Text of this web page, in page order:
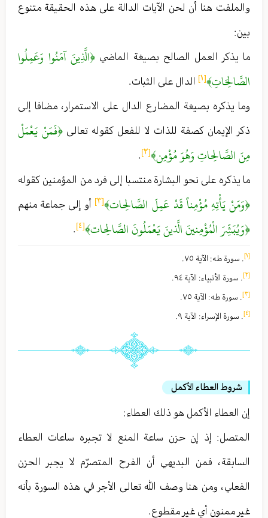
والملفت هنا أن لحن الآيات الدالة على هذه الحقيقة متنوع
بين :
ما يذكر العمل الصالح بصيغة الماضي ﴿الَّذِينَ آمَنُوا وَعَمِلُوا
الصَّالِحَاتِ﴾[١]
الدال على الثبات .
وما يذكره بصيغة المضارع الدال على الاستمرار ، مضافا إلى
ذكر الإيمان كصفة للذات لا للفعل كقوله تعالى ﴿فَمَنْ يَعْمَلْ
مِنَ الصَّالِحاتِ وَهُوَ مُؤْمِن﴾[٢]
.
ما يذكره على نحو البشارة منتسبا إلى فرد من المؤمنين كقوله
﴿وَمَنْ يَأْتِهِ مُؤْمِناً قَدْ عَمِلَ الصَّالِحات﴾[٣] أو إلى جماعة منهم
﴿وَيُبَشِّرَ الْمُؤْمِنينَ الَّذينَ يَعْمَلُونَ الصَّالِحات﴾[٤] .
[١] . سورة طه : الآية ٧٥ .
[٢] . سورة الأنبياء : الآية ٩٤ .
[٣] . سورة طه : الآية ٧٥ .
[٤] . سورة الإسراء : الآية ٩ .
شروط العطاء الأكمل
إن العطاء الأكمل هو ذلك العطاء :
المتصل : إذ إن حزن ساعة المنع لا تجبره ساعات العطاء
السابقة ، فمن البديهي أن الفرح المتصرّم لا يجبر الحزن
الفعلي ، ومن هنا وصف الله تعالى الأجر في هذه السورة بأنه
غير ممنون أي غير مقطوع .